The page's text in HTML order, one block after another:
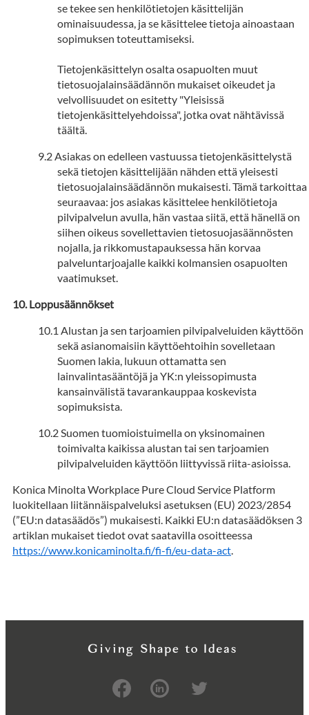
se tekee sen henkilötietojen käsittelijän
ominaisuudessa, ja se käsittelee tietoja ainoastaan
sopimuksen toteuttamiseksi.
Tietojenkäsittelyn osalta osapuolten muut
tietosuojalainsäädännön mukaiset oikeudet ja
velvollisuudet on esitetty "Yleisissä
tietojenkäsittelyehdoissa", jotka ovat nähtävissä
täältä.
Asiakas on edelleen vastuussa tietojenkäsittelystä
sekä tietojen käsittelijään nähden että yleisesti
tietosuojalainsäädännön mukaisesti. Tämä tarkoittaa
seuraavaa: jos asiakas käsittelee henkilötietoja
pilvipalvelun avulla, hän vastaa siitä, että hänellä on
siihen oikeus sovellettavien tietosuojasäännösten
nojalla, ja rikkomustapauksessa hän korvaa
palveluntarjoajalle kaikki kolmansien osapuolten
vaatimukset.
Loppusäännökset
Alustan ja sen tarjoamien pilvipalveluiden käyttöön
sekä asianomaisiin käyttöehtoihin sovelletaan
Suomen lakia, lukuun ottamatta sen
lainvalintasääntöjä ja YK:n yleissopimusta
kansainvälistä tavarankauppaa koskevista
sopimuksista.
Suomen tuomioistuimella on yksinomainen
toimivalta kaikissa alustan tai sen tarjoamien
pilvipalveluiden käyttöön liittyvissä riita-asioissa.
Konica Minolta Workplace Pure Cloud Service Platform
luokitellaan liitännäispalveluksi asetuksen (EU) 2023/2854
(”EU:n datasäädös”) mukaisesti. Kaikki EU:n datasäädöksen 3
artiklan mukaiset tiedot ovat saatavilla osoitteessa
https://www.konicaminolta.fi/fi-fi/eu-data-act.